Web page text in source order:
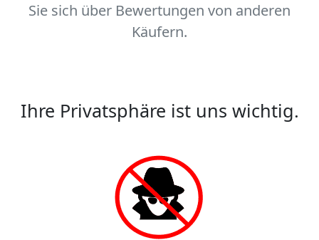
Sie sich über Bewertungen von anderen
Käufern.
Ihre Privatsphäre ist uns wichtig.